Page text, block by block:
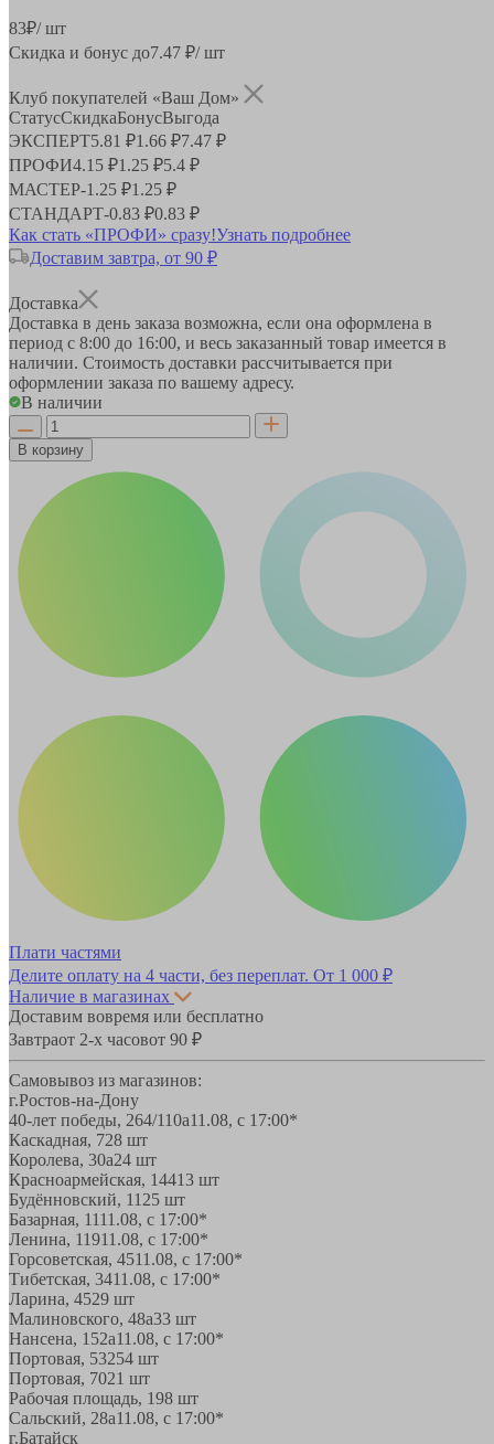
83₽/ шт
Скидка и бонус до7.47 ₽/ шт
Клуб покупателей «Ваш Дом»
СтатусСкидкаБонусВыгода
ЭКСПЕРТ5.81 ₽1.66 ₽7.47 ₽
ПРОФИ4.15 ₽1.25 ₽5.4 ₽
МАСТЕР-1.25 ₽1.25 ₽
СТАНДАРТ-0.83 ₽0.83 ₽
Как стать «ПРОФИ» сразу!Узнать подробнее
Доставим завтра, от 90 ₽
Доставка
Доставка в день заказа возможна, если она оформлена в
период с 8:00 до 16:00, и весь заказанный товар имеется в
наличии. Стоимость доставки рассчитывается при
оформлении заказа по вашему адресу.
В наличии
В корзину
Плати частями
Делите оплату на 4 части, без переплат. От 1 000 ₽
Наличие в магазинах
Доставим вовремя или бесплатно
Завтраот 2-х часовот 90 ₽
Самовывоз из магазинов:
г.Ростов-на-Дону
40-лет победы, 264/110а11.08, с 17:00*
Каскадная, 728 шт
Королева, 30а24 шт
Красноармейская, 14413 шт
Будённовский, 11 25 шт
Базарная, 1111.08, с 17:00*
Ленина, 11911.08, с 17:00*
Горсоветская, 4511.08, с 17:00*
Тибетская, 3411.08, с 17:00*
Ларина, 4529 шт
Малиновского, 48а33 шт
Нансена, 152а11.08, с 17:00*
Портовая, 53254 шт
Портовая, 7021 шт
Рабочая площадь, 198 шт
Сальский, 28a11.08, с 17:00*
г.Батайск